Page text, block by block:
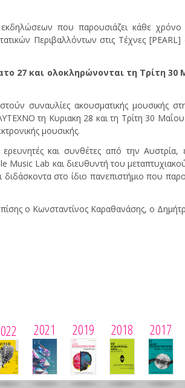
που παρουσιάζει κάθε
Περιβαλλόντων στις Τέχνες
27 και ολοκληρώνονται τη Τρίτη
συναυλίες ακουσματικής μουσικής
τη Κυριακη 28 και τη Τρίτη 30
μουσικής.
ερευνητές και συνθέτες από την
Music Lab και διευθυντή του
στο ίδιο πανεπιστήμιο που
o Kωνσταντίνος Καραθανάσης, ο
2021 2019 2018 2017